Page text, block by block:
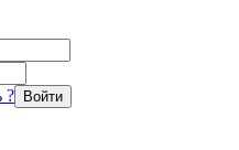
?
Войти